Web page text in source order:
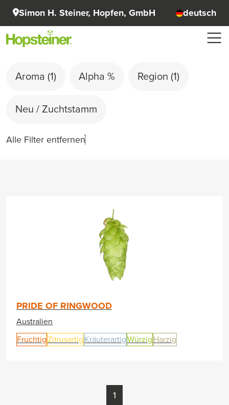
Simon H. Steiner, Hopfen, GmbH deutsch
Aroma (1) Alpha % Region (1)
Neu / Zuchtstamm
Alle Filter entfernen
PRIDE OF RINGWOOD
Australien
FruchtigZitrusartig KräuterartigWürzig Harzig
1